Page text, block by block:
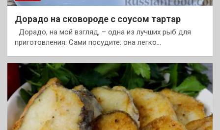
Дорадо на сковороде с соусом тартар
Дорадо, на мой взгляд, – одна из лучших рыб для
приготовления. Сами посудите: она легко…